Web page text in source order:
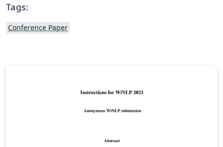
Tags:
Conference Paper